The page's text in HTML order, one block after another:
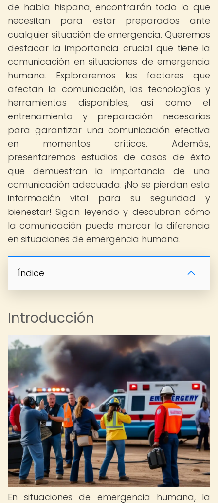
de habla hispana, encontrarán todo lo que
necesitan para estar preparados ante
cualquier situación de emergencia. Queremos
destacar la importancia crucial que tiene la
comunicación en situaciones de emergencia
humana. Exploraremos los factores que
afectan la comunicación, las tecnologías y
herramientas disponibles, así como el
entrenamiento y preparación necesarios
para garantizar una comunicación efectiva
en momentos críticos. Además,
presentaremos estudios de casos de éxito
que demuestran la importancia de una
comunicación adecuada. ¡No se pierdan esta
información vital para su seguridad y
bienestar! Sigan leyendo y descubran cómo
la comunicación puede marcar la diferencia
en situaciones de emergencia humana.
Índice
Introducción
En situaciones de emergencia humana, la